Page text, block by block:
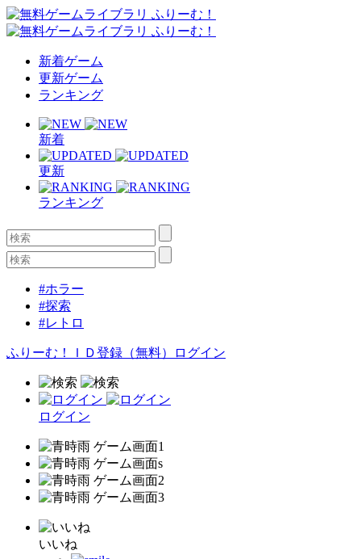
新着ゲーム
更新ゲーム
ランキング
新着
更新
ランキング
#ホラー
#探索
#レトロ
ふりーむ！ＩＤ登録（無料） ログイン
ログイン
いいね